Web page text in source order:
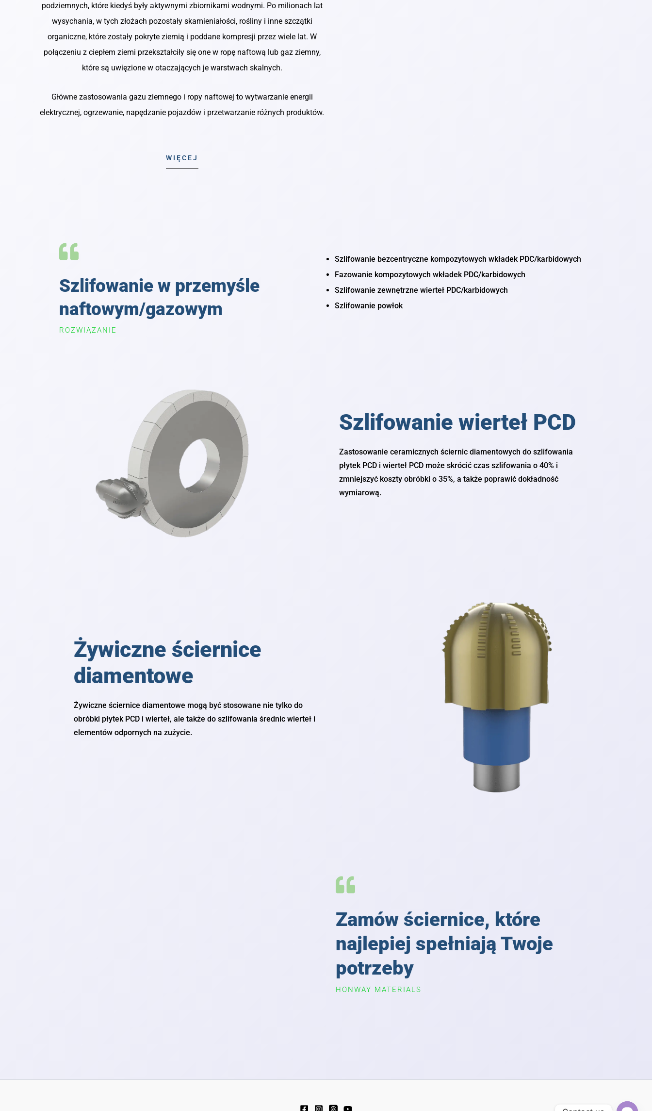
podziemnych, które kiedyś były aktywnymi zbiornikami wodnymi. Po milionach lat
wysychania, w tych złożach pozostały skamieniałości, rośliny i inne szczątki
organiczne, które zostały pokryte ziemią i poddane kompresji przez wiele lat. W
połączeniu z ciepłem ziemi przekształciły się one w ropę naftową lub gaz ziemny,
które są uwięzione w otaczających je warstwach skalnych.
Główne zastosowania gazu ziemnego i ropy naftowej to wytwarzanie energii
elektrycznej, ogrzewanie, napędzanie pojazdów i przetwarzanie różnych produktów.
WIĘCEJ
Szlifowanie w przemyśle
naftowym/gazowym
ROZWIĄZANIE
Szlifowanie bezcentryczne kompozytowych wkładek PDC/karbidowych
Fazowanie kompozytowych wkładek PDC/karbidowych
Szlifowanie zewnętrzne wierteł PDC/karbidowych
Szlifowanie powłok
Szlifowanie wierteł PCD
Zastosowanie ceramicznych ściernic diamentowych do szlifowania
płytek PCD i wierteł PCD może skrócić czas szlifowania o 40% i
zmniejszyć koszty obróbki o 35%, a także poprawić dokładność
wymiarową.
Żywiczne ściernice
diamentowe
Żywiczne ściernice diamentowe mogą być stosowane nie tylko do
obróbki płytek PCD i wierteł, ale także do szlifowania średnic wierteł i
elementów odpornych na zużycie.
Zamów ściernice, które
najlepiej spełniają Twoje
potrzeby
HONWAY MATERIALS